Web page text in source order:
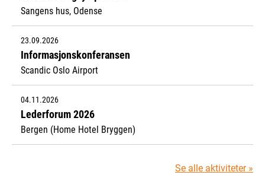
Sangens hus, Odense
23.09.2026
Informasjonskonferansen
Scandic Oslo Airport
04.11.2026
Lederforum 2026
Bergen (Home Hotel Bryggen)
Se alle aktiviteter »